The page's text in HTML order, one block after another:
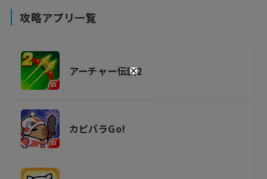
攻略アプリ一覧
アーチャー伝説2
カピバラGo!